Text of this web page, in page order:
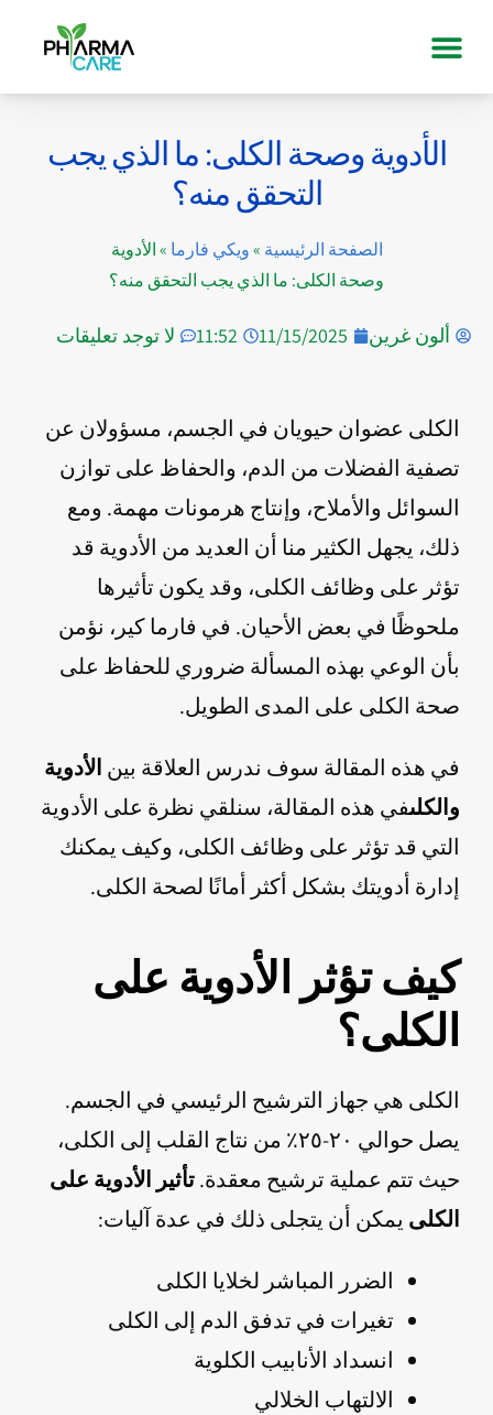
الأدوية وصحة الكلى: ما الذي يجب
التحقق منه؟
الصفحة الرئيسية »ويكي فارما »الأدوية
وصحة الكلى: ما الذي يجب التحقق منه؟
ألون غرين 11/15/2025
11:52 لا توجد تعليقات
الكلى عضوان حيويان في الجسم، مسؤولان عن
تصفية الفضلات من الدم، والحفاظ على توازن
السوائل والأملاح، وإنتاج هرمونات مهمة. ومع
ذلك، يجهل الكثير منا أن العديد من الأدوية قد
تؤثر على وظائف الكلى، وقد يكون تأثيرها
ملحوظًا في بعض الأحيان. في فارما كير، نؤمن
بأن الوعي بهذه المسألة ضروري للحفاظ على
صحة الكلى على المدى الطويل.
في هذه المقالة سوف ندرس العلاقة بين الأدوية
والكلىفي هذه المقالة، سنلقي نظرة على الأدوية
التي قد تؤثر على وظائف الكلى، وكيف يمكنك
إدارة أدويتك بشكل أكثر أمانًا لصحة الكلى.
كيف تؤثر الأدوية على
الكلى؟
الكلى هي جهاز الترشيح الرئيسي في الجسم.
يصل حوالي ٢٠-٢٥٪ من نتاج القلب إلى الكلى،
حيث تتم عملية ترشيح معقدة.تأثير الأدوية على
الكلى يمكن أن يتجلى ذلك في عدة آليات:
الضرر المباشر لخلايا الكلى
تغيرات في تدفق الدم إلى الكلى
انسداد الأنابيب الكلوية
الالتهاب الخلالي